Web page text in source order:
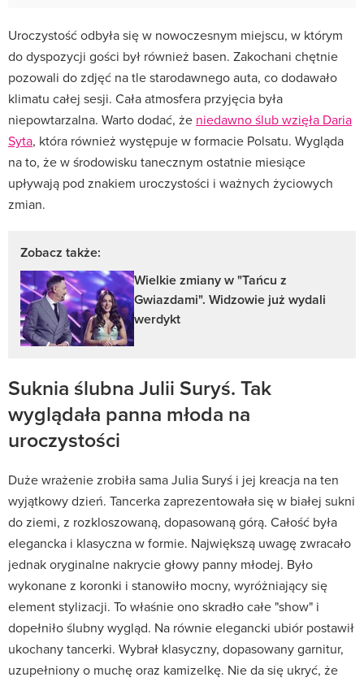
Uroczystość odbyła się w nowoczesnym miejscu, w którym
do dyspozycji gości był również basen. Zakochani chętnie
pozowali do zdjęć na tle starodawnego auta, co dodawało
klimatu całej sesji. Cała atmosfera przyjęcia była
niepowtarzalna. Warto dodać, że niedawno ślub wzięła Daria
Syta, która również występuje w formacie Polsatu. Wygląda
na to, że w środowisku tanecznym ostatnie miesiące
upływają pod znakiem uroczystości i ważnych życiowych
zmian.
Zobacz także:
Wielkie zmiany w "Tańcu z
Gwiazdami". Widzowie już wydali
werdykt
Suknia ślubna Julii Suryś. Tak
wyglądała panna młoda na
uroczystości
Duże wrażenie zrobiła sama Julia Suryś i jej kreacja na ten
wyjątkowy dzień. Tancerka zaprezentowała się w białej sukni
do ziemi, z rozkloszowaną, dopasowaną górą. Całość była
elegancka i klasyczna w formie. Największą uwagę zwracało
jednak oryginalne nakrycie głowy panny młodej. Było
wykonane z koronki i stanowiło mocny, wyróżniający się
element stylizacji. To właśnie ono skradło całe "show" i
dopełniło ślubny wygląd. Na równie elegancki ubiór postawił
ukochany tancerki. Wybrał klasyczny, dopasowany garnitur,
uzupełniony o muchę oraz kamizelkę. Nie da się ukryć, że